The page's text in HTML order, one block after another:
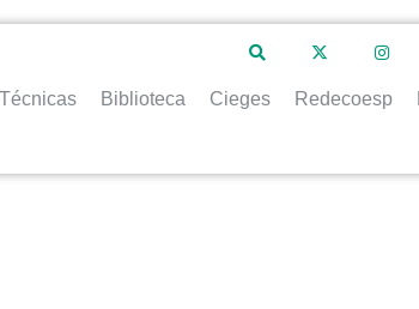
Biblioteca Cieges Redecoesp